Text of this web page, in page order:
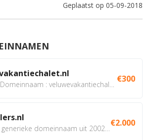
Geplaatst op 05-09-2018
€300
€2.000